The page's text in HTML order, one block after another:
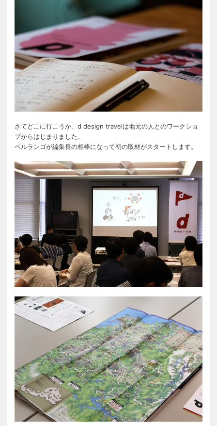
さてどこに行こうか。d design travelは地元の人とのワークショ
プからはじまりました。
ベルランゴが編集長の相棒になって初の取材がスタートします。